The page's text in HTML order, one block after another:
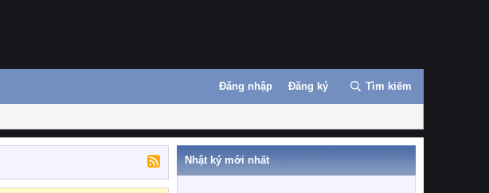
Đăng nhập Đăng ký Tìm kiếm
Nhật ký mới nhất